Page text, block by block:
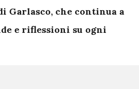
Garlasco, che continua a
e riflessioni su ogni